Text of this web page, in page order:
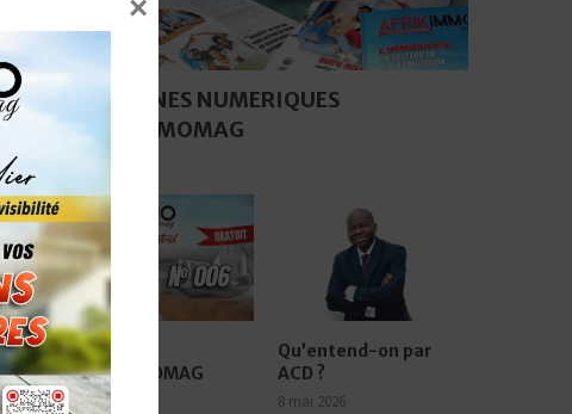
×
MAGAZINES NUMERIQUES
AFRIKIMMOMAG
No 006
AFRIKIMMOMAG
17 juin 2026
Qu’entend-on par
ACD ?
8 mai 2026